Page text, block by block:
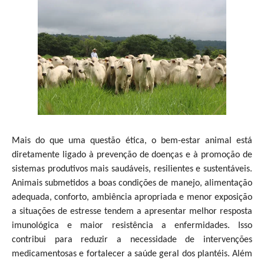
Mais do que uma questão ética, o bem-estar animal está
diretamente ligado à prevenção de doenças e à promoção de
sistemas produtivos mais saudáveis, resilientes e sustentáveis.
Animais submetidos a boas condições de manejo, alimentação
adequada, conforto, ambiência apropriada e menor exposição
a situações de estresse tendem a apresentar melhor resposta
imunológica e maior resistência a enfermidades. Isso
contribui para reduzir a necessidade de intervenções
medicamentosas e fortalecer a saúde geral dos plantéis. Além